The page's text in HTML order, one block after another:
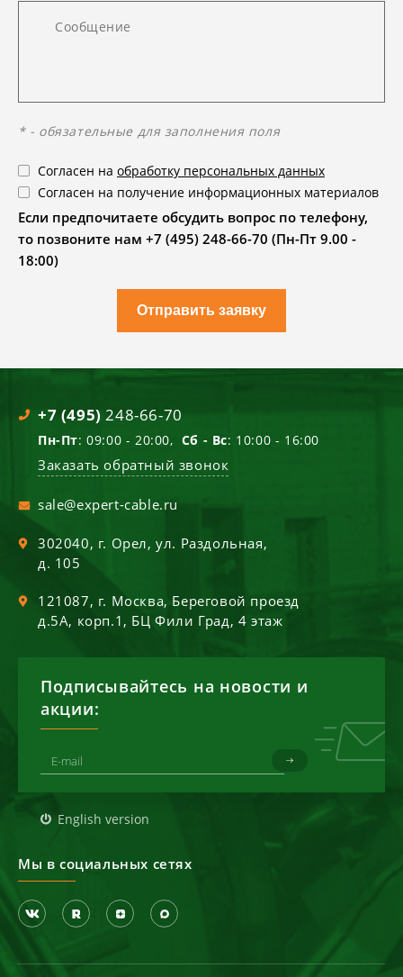
* - обязательные для заполнения поля
Согласен на обработку персональных данных
Согласен на получение информационных материалов
Если предпочитаете обсудить вопрос по телефону,
то позвоните нам +7 (495) 248-66-70 (Пн-Пт 9.00 -
18:00)
Отправить заявку
+7 (495) 248-66-70
Пн-Пт: 09:00 - 20:00, Сб - Вс: 10:00 - 16:00
Заказать обратный звонок
sale@expert-cable.ru
302040, г. Орел,ул. Раздольная,
д. 105
121087, г. Москва, Береговой проезд
д.5А, корп.1, БЦ Фили Град, 4 этаж
Подписывайтесь на новости и
акции:
English version
Мы в социальных сетях